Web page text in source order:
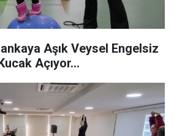
Aşık Veysel Engelsiz
Açıyor...